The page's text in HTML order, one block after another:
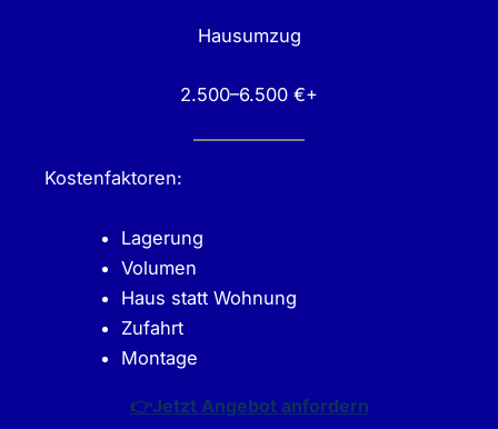
Hausumzug
2.500–6.500 €+
Kostenfaktoren:
Lagerung
Volumen
Haus statt Wohnung
Zufahrt
Montage
👉Jetzt Angebot anfordern